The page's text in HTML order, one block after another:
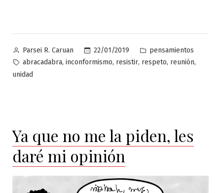
Publicado
por
Parsei R. Caruan 22/01/2019
Publicado
en
pensamientos
Etiquetas:
abracadabra, inconformismo, resistir, respeto, reunión,
unidad
Ya que no me la piden, les
daré mi opinión